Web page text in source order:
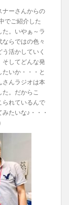
ナーさんからの
でご紹介した
た。いやぁ～ラ
らではの色々
活かしていく
そしてどんな発
いか・・・と
さんラジオは本
。だからこ
られているんで
たいな♪・・・